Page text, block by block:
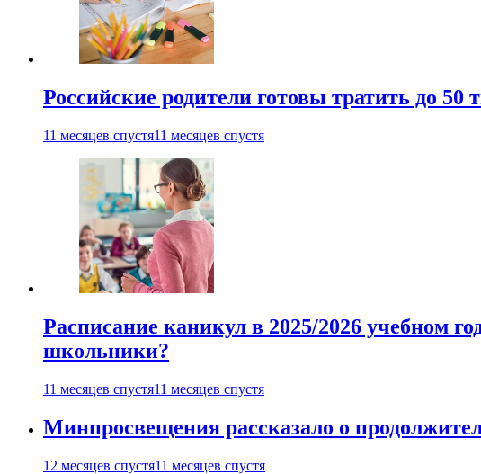
Российские родители готовы тратить до 50
11 месяцев спустя11 месяцев спустя
Расписание каникул в 2025/2026 учебном
школьники?
11 месяцев спустя11 месяцев спустя
Минпросвещения рассказало о
12 месяцев спустя11 месяцев спустя